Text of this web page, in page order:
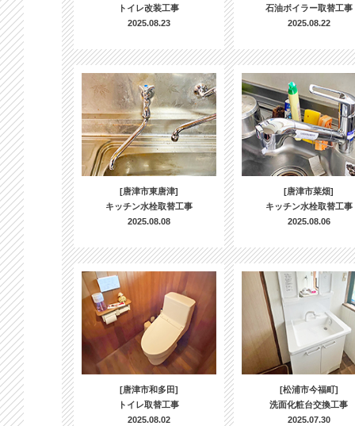
トイレ改装工事
2025.08.23
石油ボイラー取替工事
2025.08.22
[唐津市東唐津]
キッチン水栓取替工事
2025.08.08
[唐津市菜畑]
キッチン水栓取替工事
2025.08.06
[唐津市和多田]
トイレ取替工事
2025.08.02
[松浦市今福町]
洗面化粧台交換工事
2025.07.30